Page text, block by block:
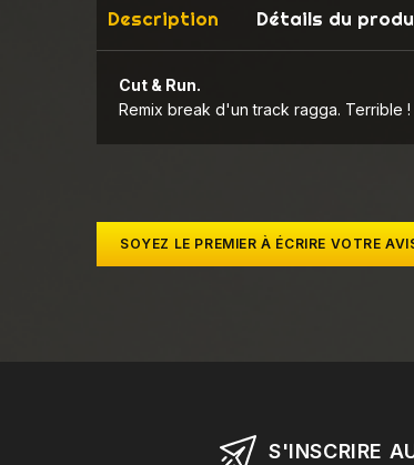
Description Détails du
Cut & Run.
Remix break d'un track ragga. Terrible !
SOYEZ LE PREMIER À ÉCRIRE VOTRE
S'INSCRIRE